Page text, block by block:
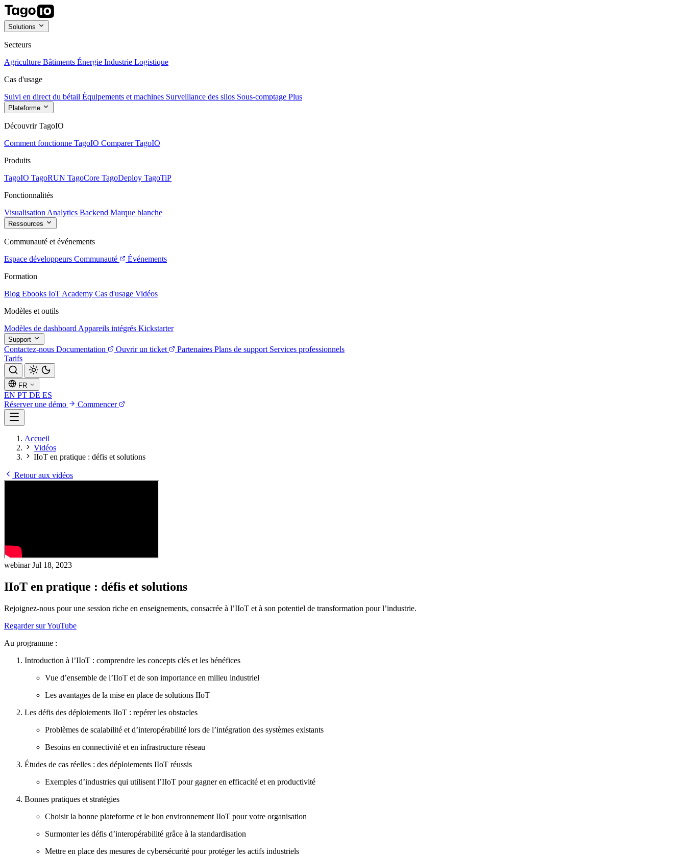
Solutions
Secteurs
Agriculture Bâtiments Énergie Industrie Logistique
Cas d'usage
Suivi en direct du bétail Équipements et machines Surveillance des silos Sous-comptage Plus
Plateforme
Découvrir TagoIO
Comment fonctionne TagoIO Comparer TagoIO
Produits
TagoIO TagoRUN TagoCore TagoDeploy TagoTiP
Fonctionnalités
Visualisation Analytics Backend Marque blanche
Ressources
Communauté et événements
Espace développeurs Communauté
Événements
Formation
Blog Ebooks IoT Academy Cas d'usage Vidéos
Modèles et outils
Modèles de dashboard Appareils intégrés Kickstarter
Support
Contactez-nous Documentation Ouvrir un ticket Partenaires Plans de support Services professionnels
Tarifs
FR
EN PT DE ES
Réserver une démo
Commencer
Accueil
Vidéos
IIoT en pratique : défis et solutions
Retour aux vidéos
webinarJul 18, 2023
IIoT en pratique : défis et solutions
Rejoignez-nous pour une session riche en enseignements, consacrée à l’IIoT et à son potentiel de transformation pour l’industrie.
Regarder sur YouTube
Au programme :
Introduction à l’IIoT : comprendre les concepts clés et les bénéfices
Vue d’ensemble de l’IIoT et de son importance en milieu industriel
Les avantages de la mise en place de solutions IIoT
Les défis des déploiements IIoT : repérer les obstacles
Problèmes de scalabilité et d’interopérabilité lors de l’intégration des systèmes existants
Besoins en connectivité et en infrastructure réseau
Études de cas réelles : des déploiements IIoT réussis
Exemples d’industries qui utilisent l’IIoT pour gagner en efficacité et en productivité
Bonnes pratiques et stratégies
Choisir la bonne plateforme et le bon environnement IIoT pour votre organisation
Surmonter les défis d’interopérabilité grâce à la standardisation
Mettre en place des mesures de cybersécurité pour protéger les actifs industriels